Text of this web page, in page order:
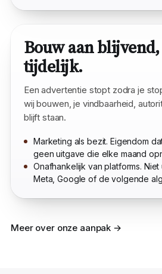
inbegrepen.Bekijk wat erin zit
Bouw aan blijvend,
tijdelijk.
Een advertentie stopt zodra je
wij bouwen, je vindbaarheid,
blijft staan.
Marketing als bezit. Eigendom
geen uitgave die elke maand
Onafhankelijk van platforms. Niet
Meta, Google of de volgende